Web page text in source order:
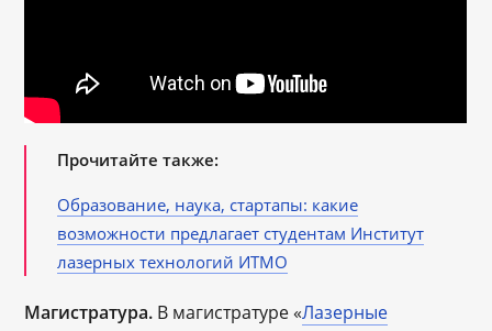
Прочитайте также:
Образование, наука, стартапы: какие
возможности предлагает студентам Институт
лазерных технологий ИТМО
Магистратура. В магистратуре «Лазерные